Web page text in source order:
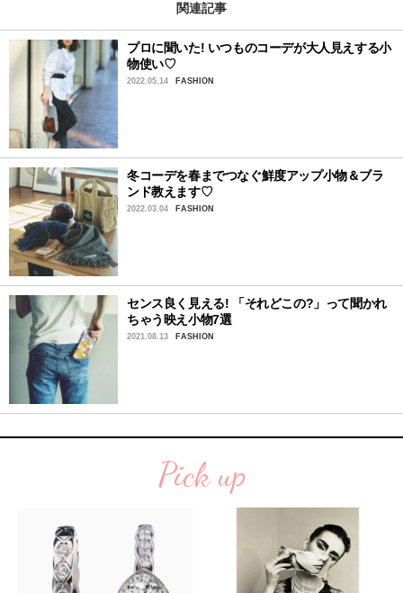
関連記事
プロに聞いた! いつものコーデが大人見えする小
物使い♡
2022.05.14 FASHION
冬コーデを春までつなぐ鮮度アップ小物＆ブラ
ンド教えます♡
2022.03.04 FASHION
センス良く見える! 「それどこの?」って聞かれ
ちゃう映え小物7選
2021.08.13 FASHION
Pick up